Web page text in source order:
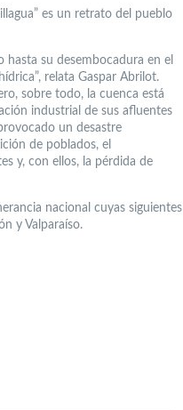
es un retrato del pueblo
su desembocadura en el
relata Gaspar Abrilot.
sobre todo, la cuenca está
industrial de sus afluentes
un desastre
de poblados, el
y, con ellos, la pérdida de
nacional cuyas siguientes
y Valparaíso.